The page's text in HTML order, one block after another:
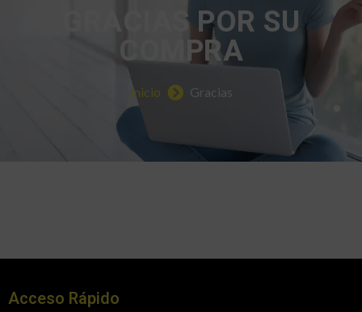
GRACIAS POR SU
COMPRA
Inicio Gracias
Acceso Rápido